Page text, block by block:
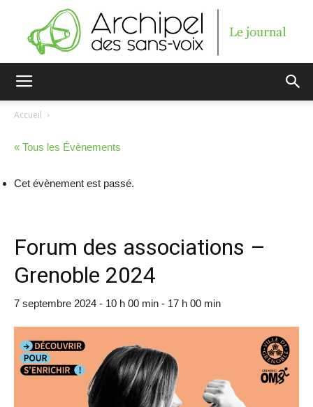
Accueil
« Tous les Évènements
Cet évènement est passé.
Forum des associations –
Grenoble 2024
7 septembre 2024 - 10 h 00 min - 17 h 00 min